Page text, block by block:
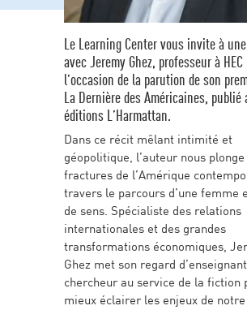
Le Learning Center vous invite à
avec Jeremy Ghez, professeur à
l’occasion de la parution de son
La Dernière des Américaines, publié
éditions L’Harmattan.
Dans ce récit mêlant intimité et
géopolitique, l’auteur nous
fractures de l’Amérique
travers le parcours d’une femme
de sens. Spécialiste des relations
internationales et des grandes
transformations économiques,
Ghez met son regard
chercheur au service de la fiction
mieux éclairer les enjeux de